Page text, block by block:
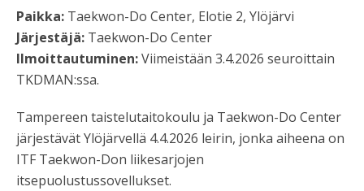
Paikka: Taekwon-Do Center, Elotie 2, Ylöjärvi
Järjestäjä: Taekwon-Do Center
Ilmoittautuminen:Viimeistään 3.4.2026 seuroittain
TKDMAN:ssa.
Tampereen taistelutaitokoulu ja Taekwon-Do Center
järjestävät Ylöjärvellä 4.4.2026 leirin, jonka aiheena on
ITF Taekwon-Don liikesarjojen
itsepuolustussovellukset.